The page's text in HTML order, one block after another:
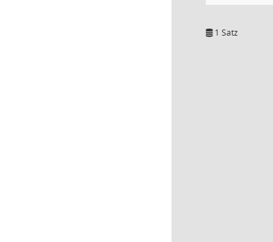
1 Satz